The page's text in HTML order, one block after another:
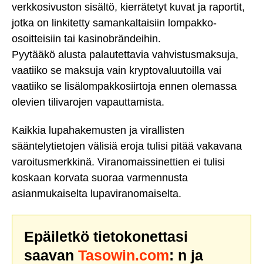
verkkosivuston sisältö, kierrätetyt kuvat ja raportit,
jotka on linkitetty samankaltaisiin lompakko-
osoitteisiin tai kasinobrändeihin.
Pyytääkö alusta palautettavia vahvistusmaksuja,
vaatiiko se maksuja vain kryptovaluutoilla vai
vaatiiko se lisälompakkosiirtoja ennen olemassa
olevien tilivarojen vapauttamista.
Kaikkia lupahakemusten ja virallisten
sääntelytietojen välisiä eroja tulisi pitää vakavana
varoitusmerkkinä. Viranomaissinettien ei tulisi
koskaan korvata suoraa varmennusta
asianmukaiselta lupaviranomaiselta.
Epäiletkö tietokonettasi
saavan Tasowin.com: n ja